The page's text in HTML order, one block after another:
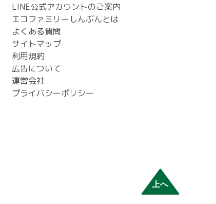
LINE公式アカウントのご案内
エコファミリーしんぶんとは
よくある質問
サイトマップ
利用規約
広告について
運営会社
プライバシーポリシー
上へ